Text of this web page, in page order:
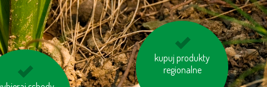
kupuj produkty
regionalne
wyłączaj sprzęt
elektroniczny (TV, PC